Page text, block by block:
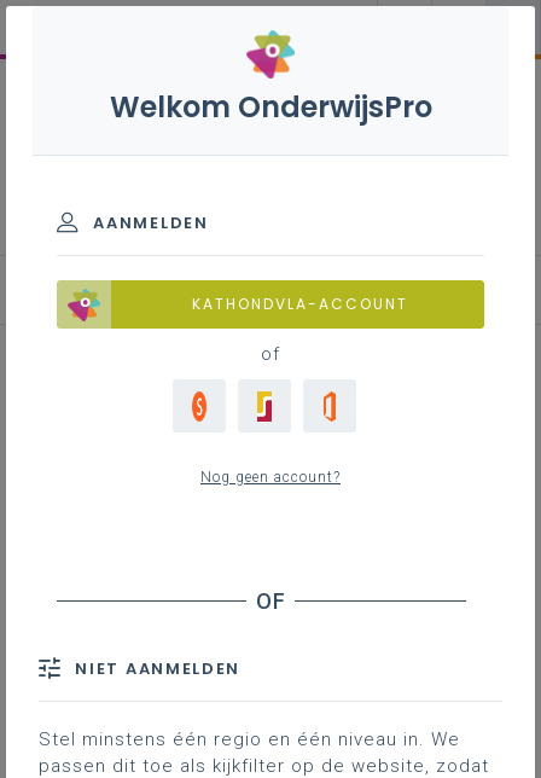
Leerplan
Hieronder vind je de definitieve en
volledig afgewerkte versie van het
leerplan in Word; enkel deze versie
is geldig voor de volledige 3de
graad vanaf 1 september 2024.
Welkom OnderwijsPro
AANMELDEN
KATHONDVLA-ACCOUNT
of
Nog geen account?
NIET AANMELDEN
Stel minstens één regio en één niveau in. We
passen dit toe als kijkfilter op de website, zodat